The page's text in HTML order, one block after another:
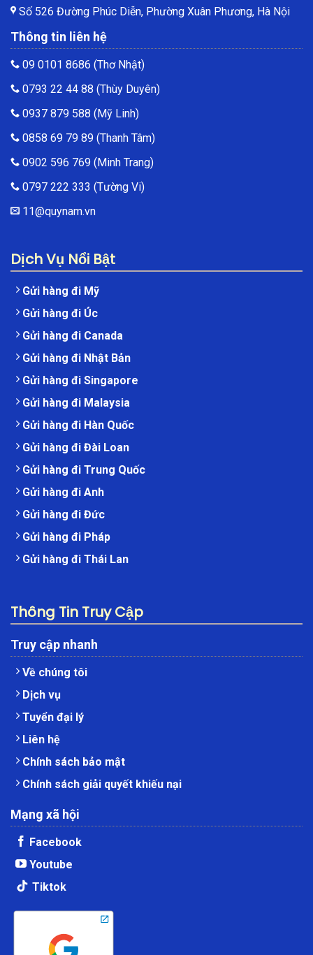
Số 526 Đường Phúc Diễn, Phường Xuân Phương, Hà Nội
Thông tin liên hệ
09 0101 8686 (Thơ Nhật)
0793 22 44 88 (Thùy Duyên)
0937 879 588 (Mỹ Linh)
0858 69 79 89 (Thanh Tâm)
0902 596 769 (Minh Trang)
0797 222 333 (Tường Vi)
11@quynam.vn
Dịch Vụ Nổi Bật
Gửi hàng đi Mỹ
Gửi hàng đi Úc
Gửi hàng đi Canada
Gửi hàng đi Nhật Bản
Gửi hàng đi Singapore
Gửi hàng đi Malaysia
Gửi hàng đi Hàn Quốc
Gửi hàng đi Đài Loan
Gửi hàng đi Trung Quốc
Gửi hàng đi Anh
Gửi hàng đi Đức
Gửi hàng đi Pháp
Gửi hàng đi Thái Lan
Thông Tin Truy Cập
Truy cập nhanh
Về chúng tôi
Dịch vụ
Tuyển đại lý
Liên hệ
Chính sách bảo mật
Chính sách giải quyết khiếu nại
Mạng xã hội
Facebook
Youtube
Tiktok